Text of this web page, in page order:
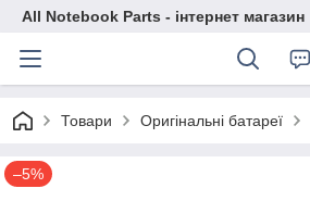
All Notebook Parts - інтернет магазин
Товари Оригінальні батареї
–5%